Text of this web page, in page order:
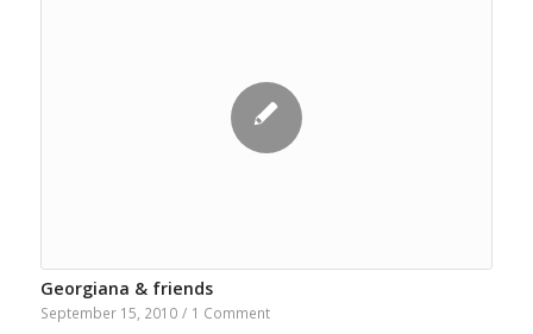
Georgiana & friends
September 15, 2010 / 1 Comment